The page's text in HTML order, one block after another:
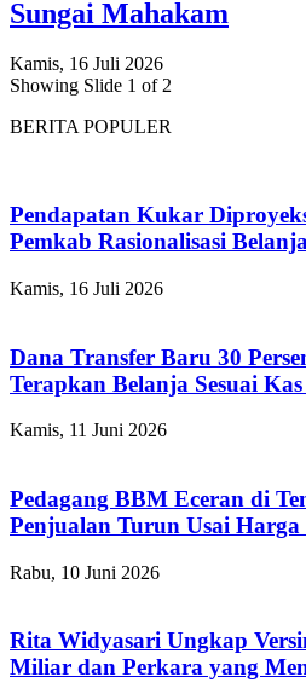
Sungai Mahakam
Kamis, 16 Juli 2026
Showing Slide 1 of 2
BERITA POPULER
Pendapatan Kukar
Pemkab Rasionalisasi
Kamis, 16 Juli 2026
Dana Transfer Baru 30
Terapkan Belanja Sesuai
Kamis, 11 Juni 2026
Pedagang BBM Eceran di
Penjualan Turun Usai
Rabu, 10 Juni 2026
Rita Widyasari Ungkap
Miliar dan Perkara yang